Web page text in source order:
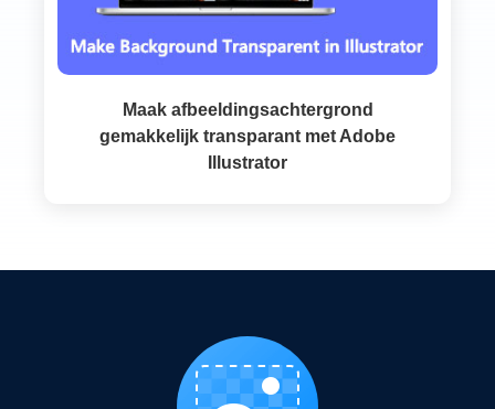
Maak afbeeldingsachtergrond
gemakkelijk transparant met Adobe
Illustrator